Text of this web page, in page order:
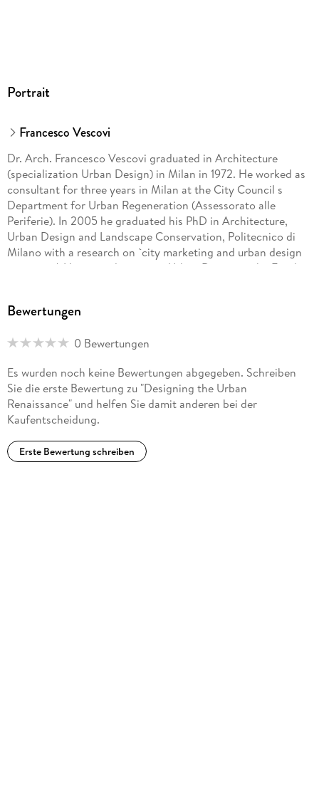
Portrait
Francesco Vescovi
Dr. Arch. Francesco Vescovi graduated in Architecture
(specialization Urban Design) in Milan in 1972. He worked as
consultant for three years in Milan at the City Council s
Department for Urban Regeneration (Assessorato alle
Periferie). In 2005 he graduated his PhD in Architecture,
Urban Design and Landscape Conservation, Politecnico di
Milano with a research on `city marketing and urban design
strategies'. He is now lecturer in Urban Design at the Faculty
Bewertungen
0 Bewertungen
Es wurden noch keine Bewertungen abgegeben. Schreiben
Sie die erste Bewertung zu "Designing the Urban
Renaissance" und helfen Sie damit anderen bei der
Kaufentscheidung.
Erste Bewertung schreiben